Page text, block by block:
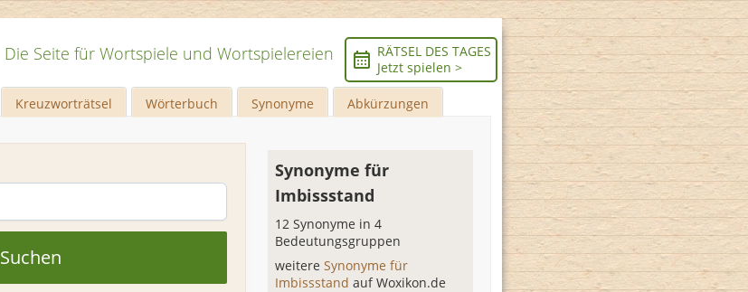
Die Seite für Wortspiele und Wortspielereien
RÄTSEL DES TAGES
Jetzt spielen >
Kreuzworträtsel Wörterbuch Synonyme Abkürzungen
Suchen
Synonyme für
Imbissstand
12 Synonyme in 4
Bedeutungsgruppen
weitereSynonyme für
Imbissstandauf Woxikon.de